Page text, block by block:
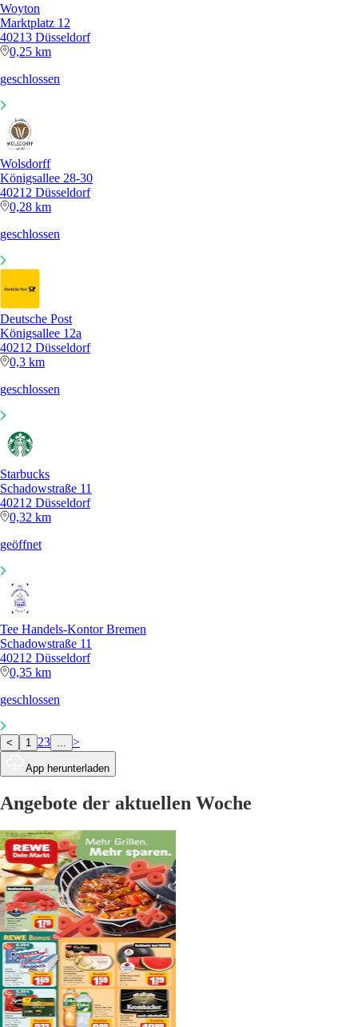
Woyton
Marktplatz 12
40213 Düsseldorf
0,25 km
geschlossen
Wolsdorff
Königsallee 28-30
40212 Düsseldorf
0,28 km
geschlossen
Deutsche Post
Königsallee 12a
40212 Düsseldorf
0,3 km
geschlossen
Starbucks
Schadowstraße 11
40212 Düsseldorf
0,32 km
geöffnet
Tee Handels-Kontor Bremen
Schadowstraße 11
40212 Düsseldorf
0,35 km
geschlossen
< 1 23 >
App herunterladen
Angebote der aktuellen Woche